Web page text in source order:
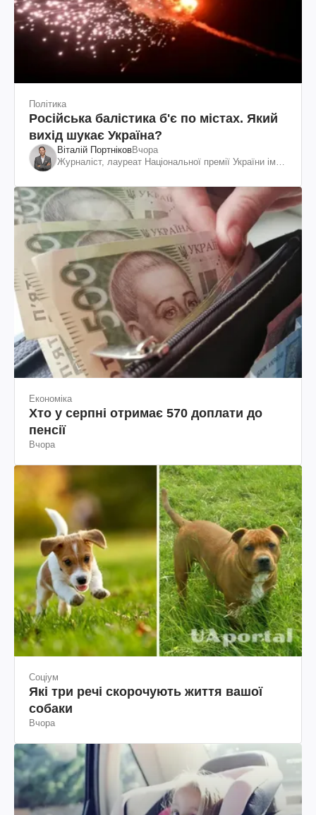
Політика
Російська балістика б'є по містах. Який
вихід шукає Україна?
Віталій ПортніковВчора
Журналіст, лауреат Національної премії України ім.
Економіка
Хто у серпні отримає 570 доплати до
пенсії
Вчора
Соціум
Які три речі скорочують життя вашої
собаки
Вчора